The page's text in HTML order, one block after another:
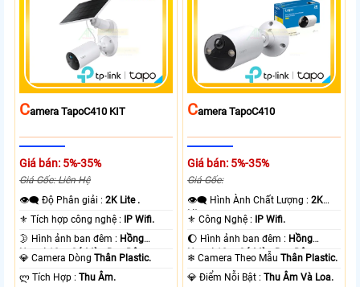
CAmera TapoC410 KIT
Giá bán: 5%-35%
Giá Gốc: Liên Hệ
👁️‍🗨 Độ Phân giải :2K Lite .
⚜️ Tích hợp công nghệ : IP Wifi.
🌛 Hình ảnh ban đêm : Hồng
Ngoại 10m Có Màu Ban Ðêm.
💎 Camera DòngThân Plastic.
️ლ Tích Hợp :Thu Âm.
CAmera TapoC410
Giá bán: 5%-35%
Giá Gốc:
👁️‍🗨 Hình Ành Chất Lượng :2K
Lite .
⚜️ Công Nghệ : IP Wifi.
🌔 Hình ảnh ban đêm : Hồng
Ngoại 10m Có Màu Ban Ðêm.
❄ Camera Theo MẫuThân Plastic.
️💎 Điểm Nỗi Bật :Thu Âm Và Loa.